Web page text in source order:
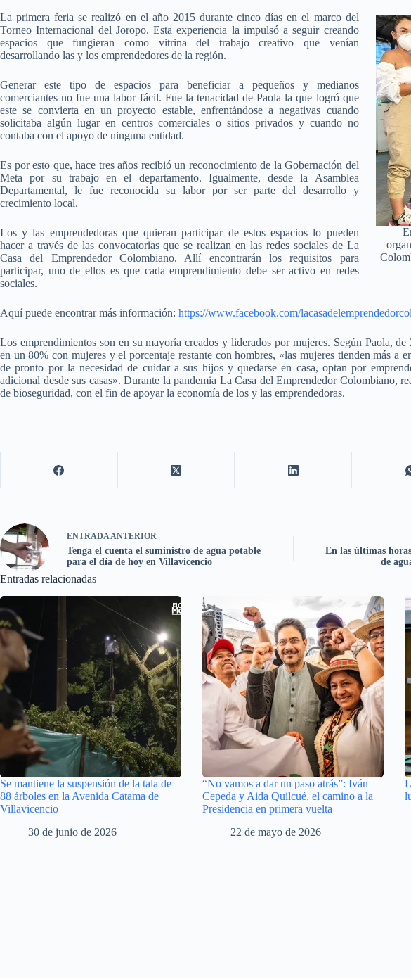
La primera feria se realizó en el año 2015 durante cinco días en el marco del
Torneo Internacional del Joropo. Esta experiencia la impulsó a seguir creando
espacios que fungieran como vitrina del trabajo creativo que venían
desarrollando las y los emprendedores de la región.
Generar este tipo de espacios para beneficiar a pequeños y medianos
comerciantes no fue una labor fácil. Fue la tenacidad de Paola la que logró que
este se convierta en un proyecto estable, enfrentándose a negativas cuando
solicitaba algún lugar en centros comerciales o sitios privados y cuando no
contaba con el apoyo de ninguna entidad.
Es por esto que, hace tres años recibió un reconocimiento de la Gobernación del
Meta por su trabajo en el departamento. Igualmente, desde la Asamblea
Departamental, le fue reconocida su labor por ser parte del desarrollo y
crecimiento local.
Los y las emprendedoras que quieran participar de estos espacios lo pueden
hacer a través de las convocatorias que se realizan en las redes sociales de La
Casa del Emprendedor Colombiano. Allí encontrarán los requisitos para
participar, uno de ellos es que cada emprendimiento debe ser activo en redes
sociales.
Aquí puede encontrar más información: https://www.facebook.com/
Los emprendimientos son en su mayoría creados y liderados por mujeres. Según Paola,
en un 80% con mujeres y el porcentaje restante con hombres, «las mujeres tienden más a
de pronto por la necesidad de cuidar a sus hijos y quedarse en casa, optan por
adicional desde sus casas».Durante la pandemia La Casa del Emprendedor Colombiano,
de bioseguridad, con el fin de apoyar la economía de los y las emprendedoras.
ENTRADA ANTERIOR
Tenga el cuenta el suministro de agua potable
para el día de hoy en Villavicencio
En las últimas
de
Entradas relacionadas
Se mantiene la suspensión de la tala de
88 árboles en la Avenida Catama de
Villavicencio
30 de junio de 2026
“No vamos a dar un paso atrás”: Iván
Cepeda y Aida Quilcué, el camino a la
Presidencia en primera vuelta
22 de mayo de 2026